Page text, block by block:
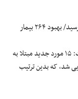
معاون بهداشتی دانشگاه علوم پزشکی بیرجند گفت: ۱۵ مورد جدید مبتلا به
شد، که بدین ترتیب